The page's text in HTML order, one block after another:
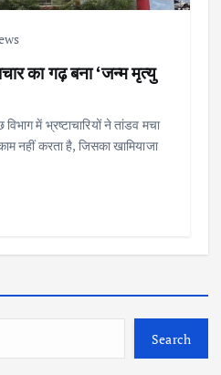
का गढ़ बना ‘जन्म मृत्यु
में भ्रष्टाचारियों ने तांडव मचा
नहीं करता है, जिसका खामियाजा
Search